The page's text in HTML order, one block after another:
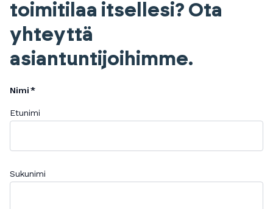
toimitilaa itsellesi? Ota
yhteyttä
asiantuntijoihimme.
Nimi
Etunimi
Sukunimi